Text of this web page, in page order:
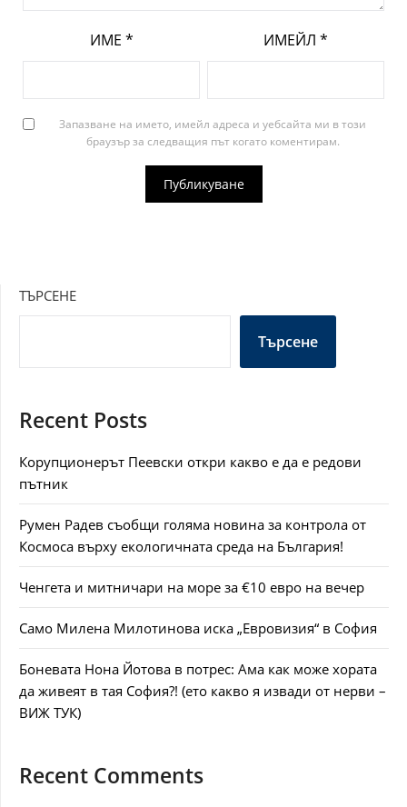
ИМЕ * ИМЕЙЛ *
Запазване на името, имейл адреса и уебсайта ми в този
браузър за следващия път когато коментирам.
ТЪРСЕНЕ
Търсене
Recent Posts
Корупционерът Пеевски откри какво е да е редови
пътник
Румен Радев съобщи голяма новина за контрола от
Космоса върху екологичната среда на България!
Ченгета и митничари на море за €10 евро на вечер
Само Милена Милотинова иска „Евровизия“ в София
Боневата Нона Йотова в потрес: Ама как може хората
да живеят в тая София?! (ето какво я извади от нерви –
ВИЖ ТУК)
Recent Comments